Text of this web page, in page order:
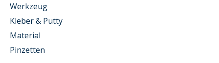
Werkzeug
Kleber & Putty
Material
Pinzetten